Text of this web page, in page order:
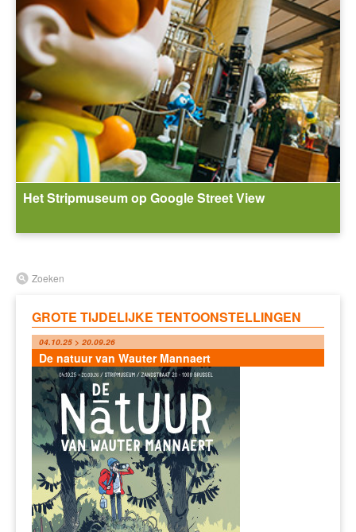
Het Stripmuseum op Google Street View
Zoeken
GROTE TIJDELIJKE TENTOONSTELLINGEN
04.10.25 > 20.09.26
De natuur van Wauter Mannaert